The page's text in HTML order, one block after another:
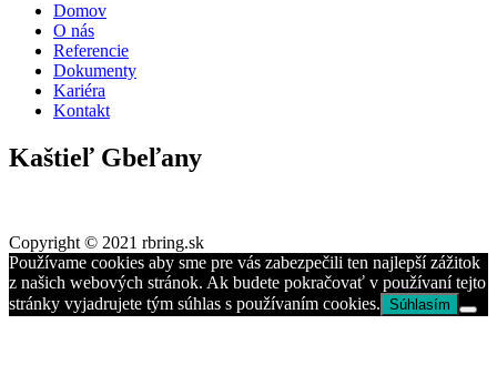
Domov
O nás
Referencie
Dokumenty
Kariéra
Kontakt
Kaštieľ Gbeľany
Copyright © 2021 rbring.sk
Používame cookies aby sme pre vás zabezpečili ten najlepší zážitok
z našich webových stránok. Ak budete pokračovať v používaní tejto
stránky vyjadrujete tým súhlas s používaním cookies. Súhlasím